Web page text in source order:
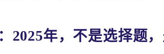
2025年，不是选择题